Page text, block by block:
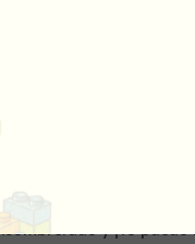
con dibujos de sus
los números
riff acerca de
otros: Un pez, dos
y ¡Yo puedo